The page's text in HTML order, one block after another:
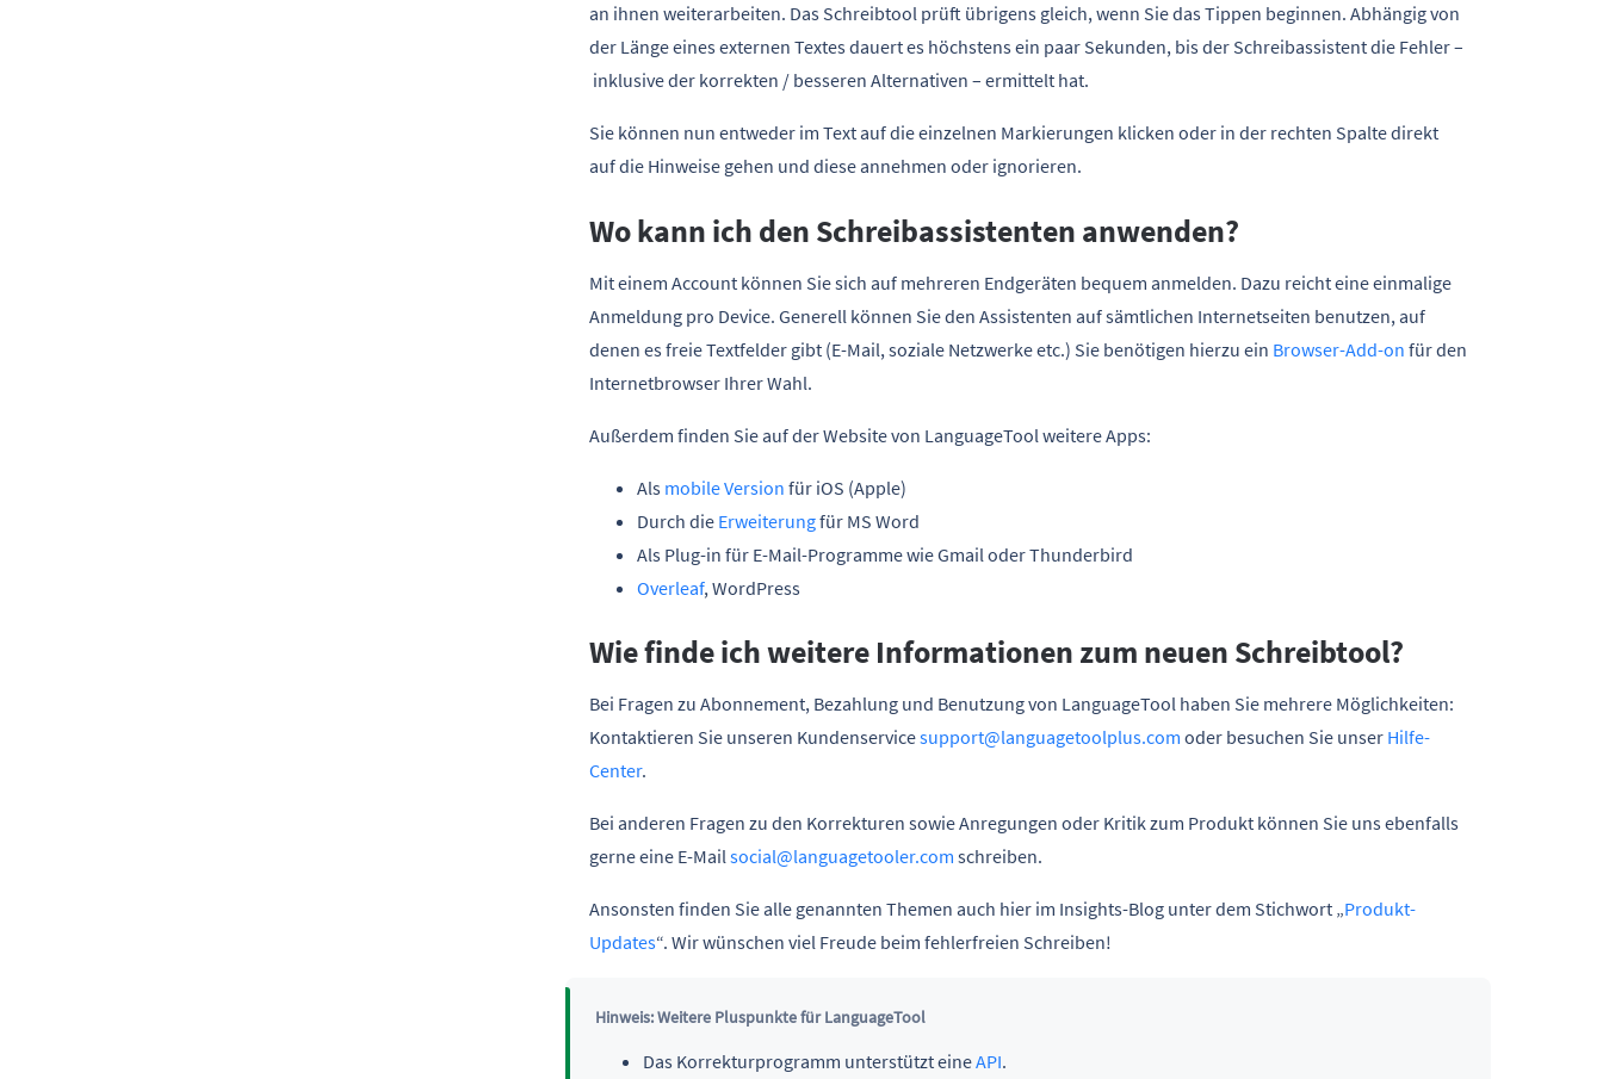
an ihnen weiterarbeiten. Das Schreibtool prüft übrigens gleich, wenn Sie das Tippen beginnen. Abhängig von
der Länge eines externen Textes dauert es höchstens ein paar Sekunden, bis der Schreibassistent die Fehler –
inklusive der korrekten / besseren Alternativen – ermittelt hat.
Sie können nun entweder im Text auf die einzelnen Markierungen klicken oder in der rechten Spalte direkt
auf die Hinweise gehen und diese annehmen oder ignorieren.
Wo kann ich den Schreibassistenten anwenden?
Mit einem Account können Sie sich auf mehreren Endgeräten bequem anmelden. Dazu reicht eine einmalige
Anmeldung pro Device. Generell können Sie den Assistenten auf sämtlichen Internetseiten benutzen, auf
denen es freie Textfelder gibt (E-Mail, soziale Netzwerke etc.) Sie benötigen hierzu ein Browser-Add-on für den
Internetbrowser Ihrer Wahl.
Außerdem finden Sie auf der Website von LanguageTool weitere Apps:
Als mobile Version für iOS (Apple)
Durch die Erweiterungfür MS Word
Als Plug-in für E-Mail-Programme wie Gmail oder Thunderbird
Overleaf, WordPress
Wie finde ich weitere Informationen zum neuen Schreibtool?
Bei Fragen zu Abonnement, Bezahlung und Benutzung von LanguageTool haben Sie mehrere Möglichkeiten:
Kontaktieren Sie unseren Kundenservicesupport@languagetoolplus.com oder besuchen Sie unser Hilfe-
Center.
Bei anderen Fragen zu den Korrekturen sowie Anregungen oder Kritik zum Produkt können Sie uns ebenfalls
gerne eine E-Mailsocial@languagetooler.com schreiben.
Ansonsten finden Sie alle genannten Themen auch hier im Insights-Blog unter dem Stichwort „Produkt-
Updates“. Wir wünschen viel Freude beim fehlerfreien Schreiben!
Hinweis: Weitere Pluspunkte für LanguageTool
Das Korrekturprogramm unterstützt eineAPI.